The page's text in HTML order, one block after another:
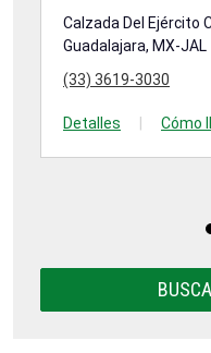
Calzada Del Ejército
Guadalajara, MX-JAL
(33) 3619-3030
Detalles Cómo